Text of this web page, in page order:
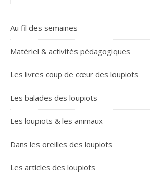
Au fil des semaines
Matériel & activités pédagogiques
Les livres coup de cœur des loupiots
Les balades des loupiots
Les loupiots & les animaux
Dans les oreilles des loupiots
Les articles des loupiots